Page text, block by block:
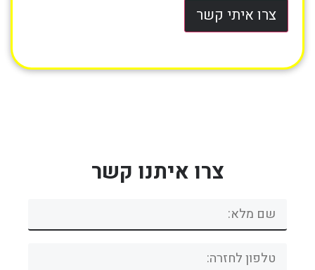
צרו איתי קשר
צרו איתנו קשר